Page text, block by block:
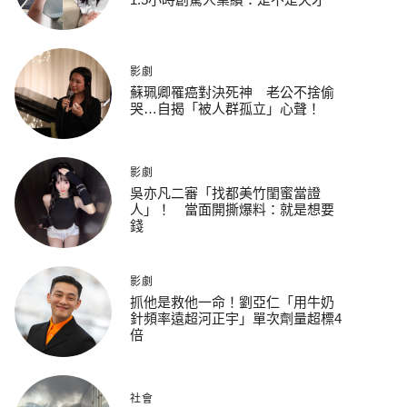
影劇
蘇珮卿罹癌對決死神 老公不捨偷
哭…自揭「被人群孤立」心聲！
影劇
吳亦凡二審「找都美竹閨蜜當證
人」！ 當面開撕爆料：就是想要
錢
影劇
抓他是救他一命！劉亞仁「用牛奶
針頻率遠超河正宇」單次劑量超標4
倍
社會